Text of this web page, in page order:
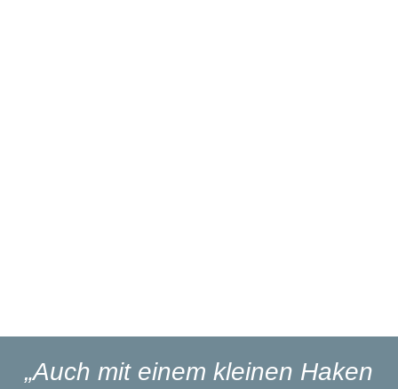
„Auch mit einem kleinen Haken